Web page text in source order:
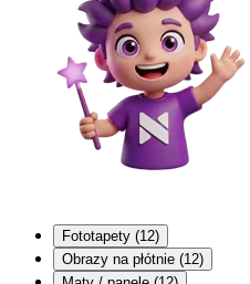
Fototapety (12)
Obrazy na płótnie (12)